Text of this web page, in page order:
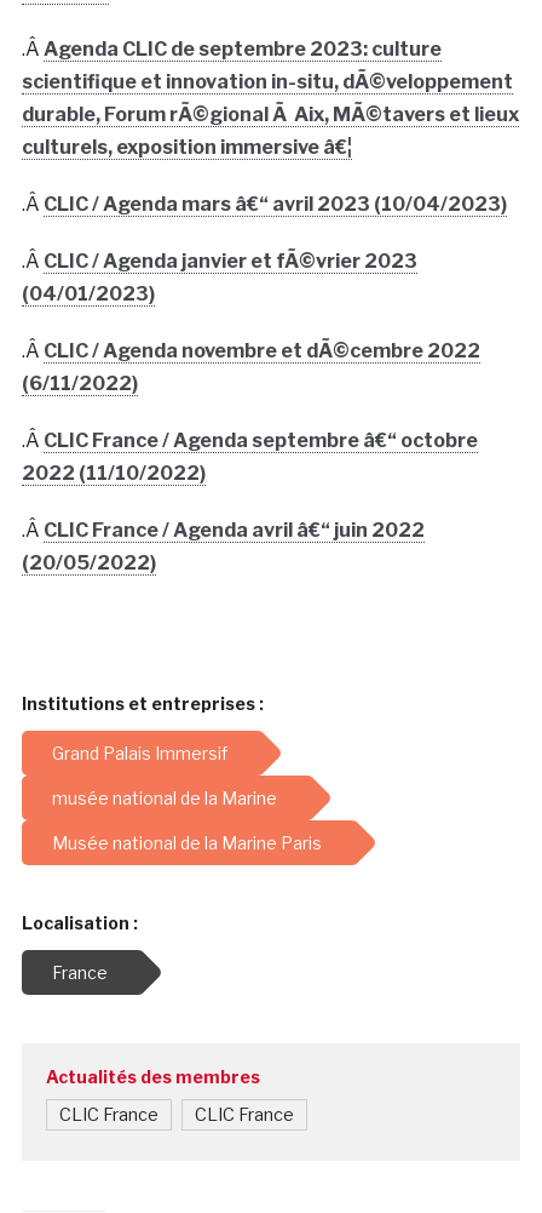
.Â Agenda CLIC de septembre 2023: culture
scientifique et innovation in-situ, dÃ©veloppement
durable, Forum rÃ©gional Ã Aix, MÃ©tavers et lieux
culturels, exposition immersive â€¦
.Â CLIC / Agenda mars â€“ avril 2023 (10/04/2023)
.Â CLIC / Agenda janvier et fÃ©vrier 2023
(04/01/2023)
.Â CLIC / Agenda novembre et dÃ©cembre 2022
(6/11/2022)
.Â CLIC France / Agenda septembre â€“ octobre
2022 (11/10/2022)
.Â CLIC France / Agenda avril â€“ juin 2022
(20/05/2022)
Institutions et entreprises :
Grand Palais Immersif
musée national de la Marine
Musée national de la Marine Paris
Localisation :
France
Actualités des membres
CLIC France CLIC France